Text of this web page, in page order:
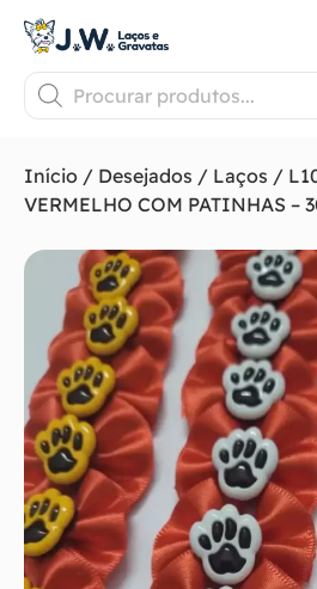
Início / Desejados / Laços /
VERMELHO COM PATINHAS –